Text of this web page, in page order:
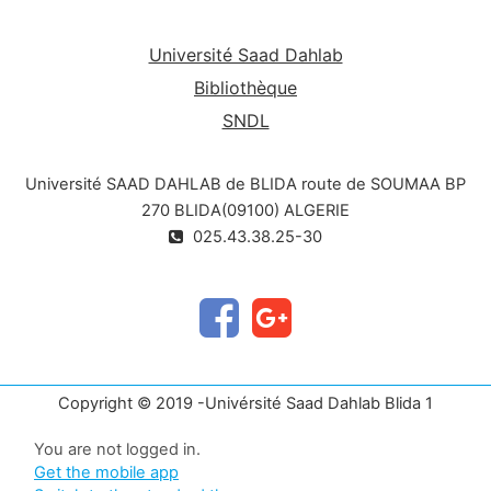
Université Saad Dahlab
Bibliothèque
SNDL
Université SAAD DAHLAB de BLIDA route de SOUMAA BP
270 BLIDA(09100) ALGERIE
025.43.38.25-30
Copyright © 2019 -Univérsité Saad Dahlab Blida 1
You are not logged in.
Get the mobile app